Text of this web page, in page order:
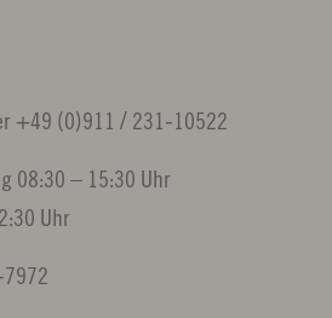
+49 (0)911 / 231-10522
08:30 – 15:30 Uhr
Uhr